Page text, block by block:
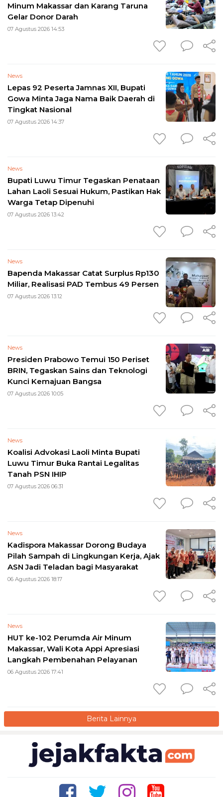
Minum Makassar dan Karang Taruna
Gelar Donor Darah
07 Agustus 2026 14:53
News
Lepas 92 Peserta Jamnas XII, Bupati
Gowa Minta Jaga Nama Baik Daerah di
Tingkat Nasional
07 Agustus 2026 14:37
News
Bupati Luwu Timur Tegaskan Penataan
Lahan Laoli Sesuai Hukum, Pastikan Hak
Warga Tetap Dipenuhi
07 Agustus 2026 13:42
News
Bapenda Makassar Catat Surplus Rp130
Miliar, Realisasi PAD Tembus 49 Persen
07 Agustus 2026 13:12
News
Presiden Prabowo Temui 150 Periset
BRIN, Tegaskan Sains dan Teknologi
Kunci Kemajuan Bangsa
07 Agustus 2026 10:05
News
Koalisi Advokasi Laoli Minta Bupati
Luwu Timur Buka Rantai Legalitas
Tanah PSN IHIP
07 Agustus 2026 06:31
News
Kadispora Makassar Dorong Budaya
Pilah Sampah di Lingkungan Kerja, Ajak
ASN Jadi Teladan bagi Masyarakat
06 Agustus 2026 18:17
News
HUT ke-102 Perumda Air Minum
Makassar, Wali Kota Appi Apresiasi
Langkah Pembenahan Pelayanan
06 Agustus 2026 17:41
Berita Lainnya